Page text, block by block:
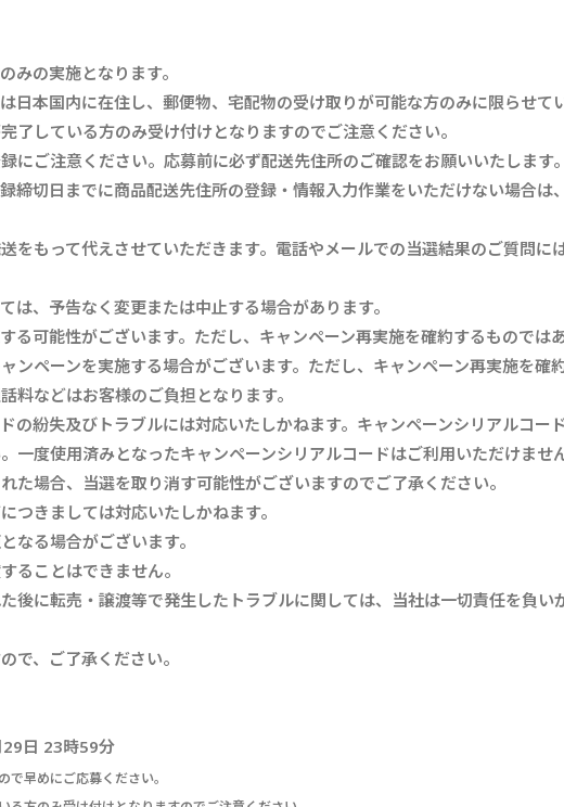
みの実施となります。
日本国内に在住し、郵便物、宅配物の受け取りが可能な方のみに限らせて
了している方のみ受け付けとなりますのでご注意ください。
にご注意ください。応募前に必ず配送先住所のご確認をお願いいたします。
締切日までに商品配送先住所の登録・情報入力作業をいただけない場合は
をもって代えさせていただきます。電話やメールでの当選結果のご質問に
は、予告なく変更または中止する場合があります。
る可能性がございます。ただし、キャンペーン再実施を確約するものではあ
ンペーンを実施する場合がございます。ただし、キャンペーン再実施を確
料などはお客様のご負担となります。
の紛失及びトラブルには対応いたしかねます。キャンペーンシリアルコー
一度使用済みとなったキャンペーンシリアルコードはご利用いただけません
た場合、当選を取り消す可能性がございますのでご了承ください。
つきましては対応いたしかねます。
なる場合がございます。
ることはできません。
後に転売・譲渡等で発生したトラブルに関しては、当社は一切責任を負い
で、ご了承ください。
29日 23時59分
早めにご応募ください。